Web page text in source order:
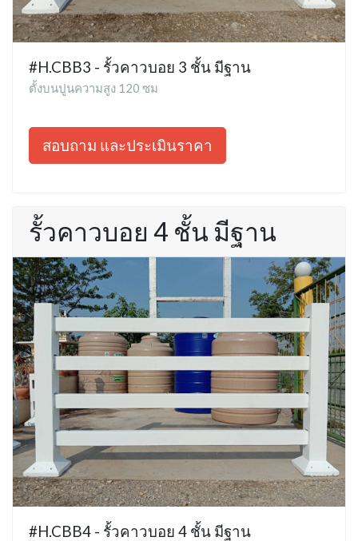
#H.CBB3 - รั้วคาวบอย 3 ชั้น มีฐาน
ตั้งบนปูนความสูง 120 ซม
สอบถาม และประเมินราคา
รั้วคาวบอย 4 ชั้น มีฐาน
#H.CBB4 - รั้วคาวบอย 4 ชั้น มีฐาน